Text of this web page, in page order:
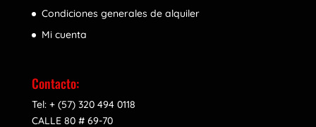
Condiciones generales de alquiler
Mi cuenta
Contacto:
Tel: + (57) 320 494 0118
CALLE 80 # 69-70